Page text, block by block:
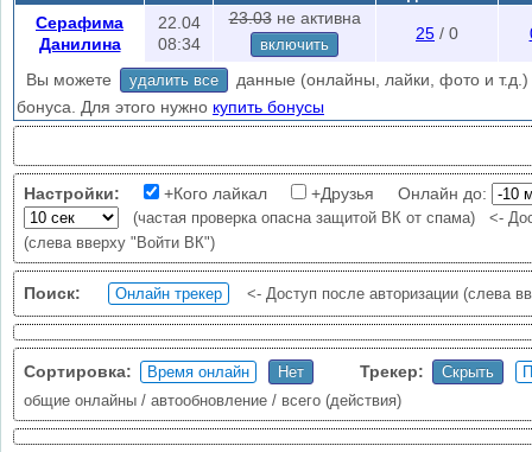
вы можете добавить в проверку подозреваемых и друзей
Подробное описание
Внимание:
частая проверка опасна защитой ВК от спама -
часов бан во всех приложениях ВК).
Ваше время должно
time = vk_time).
авторизация?
Серафима
Данилина
22.04
08:34
23.03не активна
включить
25 / 0
Вы можете удалить все
данные (онлайны, лайки, фото и т.д.)
бонуса. Для этого нужно купить бонусы
Настройки: +Кого лайкал +Друзья Онлайн до:
(частая проверка опасна защитой ВК от спама)
<-
(слева вверху "Войти ВК")
Поиск: <- Доступ после авторизации (слева
Сортировка: Трекер:
общие онлайны / автообновление / всего (действия)